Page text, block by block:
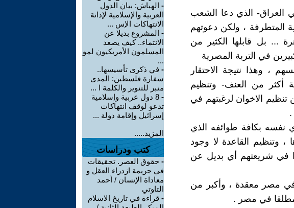
العراق- الذي دعا الشعب
المتطرفة ، ولكن دعوتهم
... بل قابلها الكثير من
في التربة المصرية
، وهذا نتيجة الاحتقار
أكثر من العنف- وتنظيم
تنظيم الاخوان لرغبتهم في
.
نفسه بكافة طوائفه الذي
، وتنظيم القاعدة لا وجود
في شريعتهم أي بديل عن
في مصر معقدة ، وأكبر من
مطلقا في مصر .
- الهباش: بيان الدول
العربية والإسلامية لإدانة
الانتهاكات الإس ...
- المشروع بديلا عن
الانتماء.. كيف يصعد
المسلمون الأمريكيون لمو
...
- في ذكرى تأسيسها..
سفارة فلسطين: المدى
منبر للتنوير والكلمة ا ...
-
8 دول عربية وإسلامية
تدعو لوقف انتهاكات
إسرائيل وإقامة دولة ...
المزيد.....
كتب ودراسات
- حقوق العصر. تحقيقات
في جريمة ازدراء العقل و
معاداة الإنسان / أحمد
التاوتي
- قراءة في تاريخ الاسلام